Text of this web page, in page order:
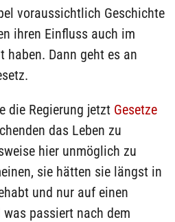
voraussichtlich Geschichte
ihren Einfluss auch im
haben. Dann geht es an
die Regierung jetzt Gesetze
das Leben zu
hier unmöglich zu
sie hätten sie längst in
und nur auf einen
passiert nach dem